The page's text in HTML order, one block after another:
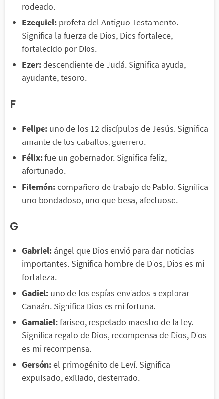
rodeado.
Ezequiel: profeta del Antiguo Testamento.
Significa la fuerza de Dios, Dios fortalece,
fortalecido por Dios.
Ezer:descendiente de Judá. Significa ayuda,
ayudante, tesoro.
F
Felipe: uno de los 12 discípulos de Jesús. Significa
amante de los caballos, guerrero.
Félix:fue un gobernador. Significa feliz,
afortunado.
Filemón:compañero de trabajo de Pablo. Significa
uno bondadoso, uno que besa, afectuoso.
G
Gabriel: ángel que Dios envió para dar noticias
importantes. Significa hombre de Dios, Dios es mi
fortaleza.
Gadiel: uno de los espías enviados a explorar
Canaán. Significa Dios es mi fortuna.
Gamaliel:fariseo, respetado maestro de la ley.
Significa regalo de Dios, recompensa de Dios, Dios
es mi recompensa.
Gersón:el primogénito de Leví. Significa
expulsado, exiliado, desterrado.